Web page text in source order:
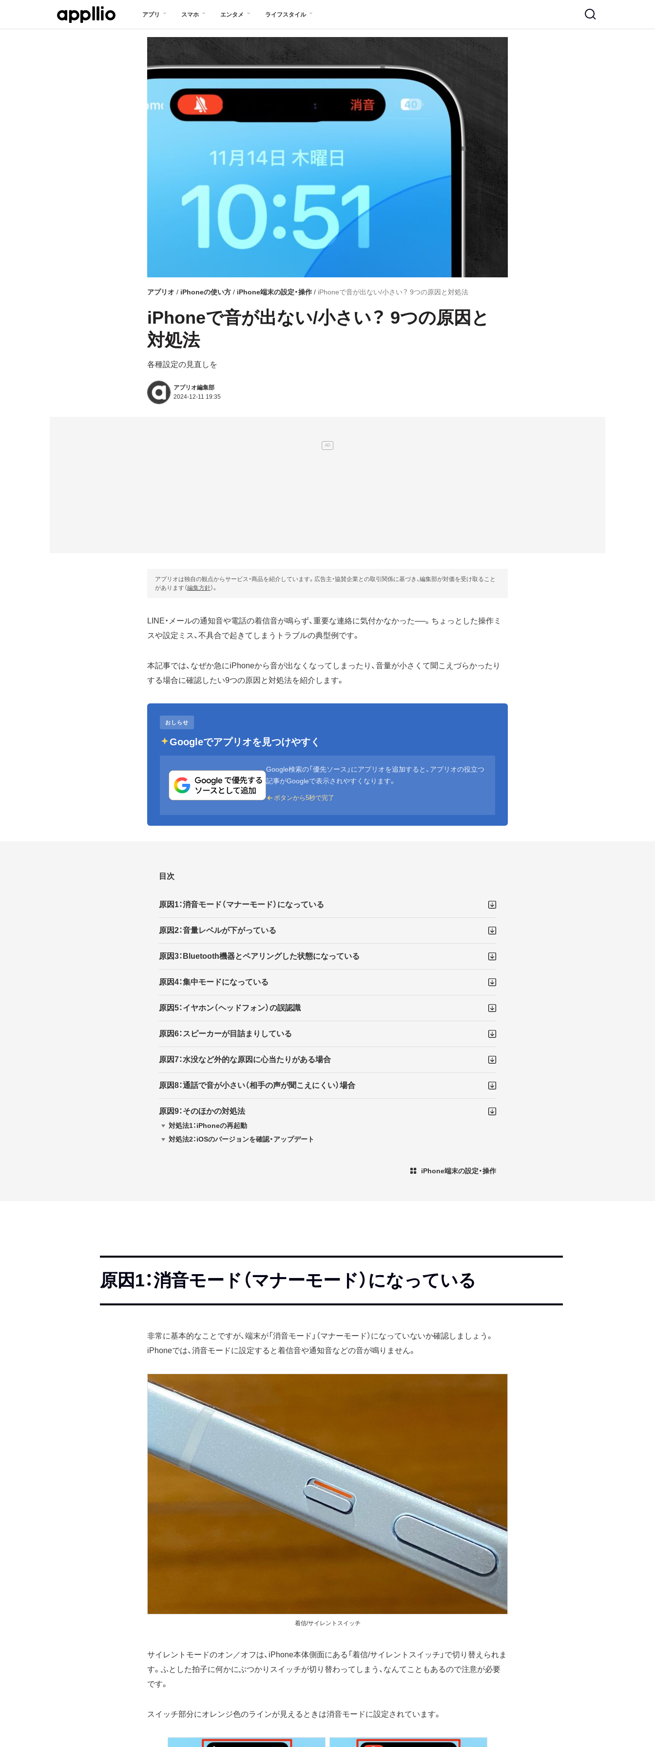
アプリ スマホ エンタメ ライフスタイル
アプリオ iPhoneの使い方 iPhone端末の設定・操作 iPhoneで音が出ない/小さい？ 9つの原因と対処法
iPhoneで音が出ない/小さい？ 9つの原因と
対処法
各種設定の見直しを
アプリオ編集部
2024-12-11 19:35
アプリオは独自の観点からサービス・商品を紹介しています。広告主・協賛企業との取引関係に基づき、編集部が対価を受け取ること
があります（編集方針）。
LINE・メールの通知音や電話の着信音が鳴らず、重要な連絡に気付かなかった──。ちょっとした操作ミ
スや設定ミス、不具合で起きてしまうトラブルの典型例です。
本記事では、なぜか急にiPhoneから音が出なくなってしまったり、音量が小さくて聞こえづらかったり
する場合に確認したい9つの原因と対処法を紹介します。
おしらせ
Googleでアプリオを見つけやすく
Google検索の「優先ソース」にアプリオを追加すると、アプリオの役立つ
記事がGoogleで表示されやすくなります。
ボタンから5秒で完了
目次
原因1：消音モード（マナーモード）になっている
原因2：音量レベルが下がっている
原因3：Bluetooth機器とペアリングした状態になっている
原因4：集中モードになっている
原因5：イヤホン（ヘッドフォン）の誤認識
原因6：スピーカーが目詰まりしている
原因7：水没など外的な原因に心当たりがある場合
原因8：通話で音が小さい（相手の声が聞こえにくい）場合
原因9：そのほかの対処法
対処法1：iPhoneの再起動
対処法2：iOSのバージョンを確認・アップデート
iPhone端末の設定・操作
原因1：消音モード（マナーモード）になっている
非常に基本的なことですが、端末が「消音モード」（マナーモード）になっていないか確認しましょう。
iPhoneでは、消音モードに設定すると着信音や通知音などの音が鳴りません。
着信/サイレントスイッチ
サイレントモードのオン／オフは、iPhone本体側面にある「着信/サイレントスイッチ」で切り替えられま
す。ふとした拍子に何かにぶつかりスイッチが切り替わってしまう、なんてこともあるので注意が必要
です。
スイッチ部分にオレンジ色のラインが見えるときは消音モードに設定されています。